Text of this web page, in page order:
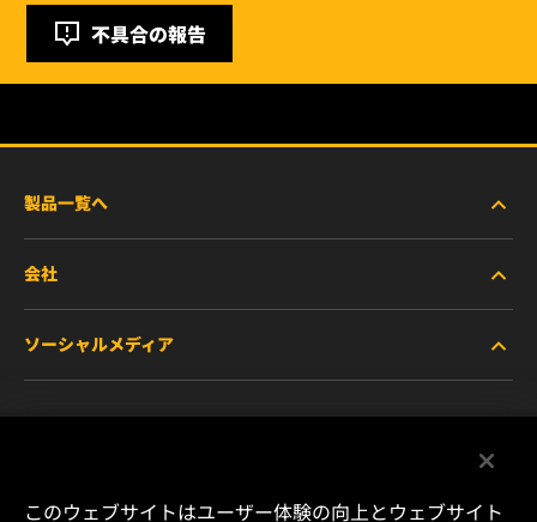
不具合の報告
製品一覧へ
商用車および建機・農機・産業用途車両
乗用車および小型トラック
特殊用途向けフィルター
会社
WIXについて
リソース
ソーシャルメディア
Instagram
このウェブサイトはユーザー体験の向上とウェブサイト